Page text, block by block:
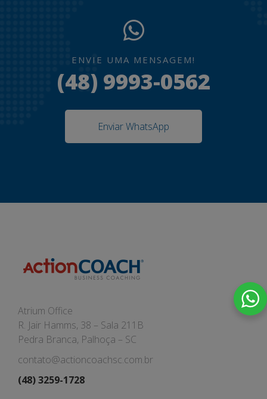
ENVIE UMA MENSAGEM!
(48) 9993-0562
Enviar WhatsApp
Atrium Office
R. Jair Hamms, 38 – Sala 211B
Pedra Branca, Palhoça – SC
contato@actioncoachsc.com.br
(48) 3259-1728